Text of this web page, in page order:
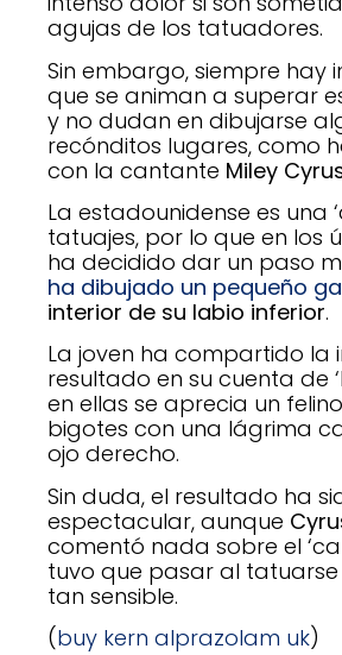
agujas de los tatuadores.
Sin embargo, siempre hay
que se animan a superar
y no dudan en dibujarse
recónditos lugares, como
con la cantante Miley
La estadounidense es una
tatuajes, por lo que en los
ha decidido dar un paso
ha dibujado un pequeño
interior de su labio inferior.
La joven ha compartido la
resultado en su cuenta de
en ellas se aprecia un
bigotes con una lágrima
ojo derecho.
Sin duda, el resultado ha
espectacular, aunque
comentó nada sobre el
tuvo que pasar al tatuarse
tan sensible.
(buy kern alprazolam uk)